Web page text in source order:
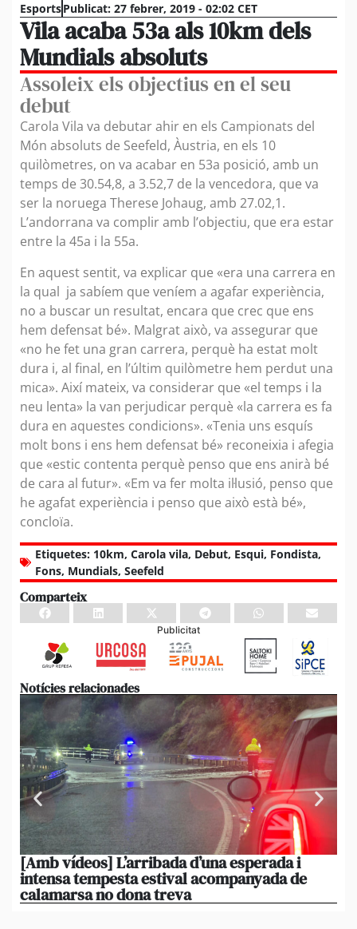
EsportsPublicat: 27 febrer, 2019 - 02:02 CET
Vila acaba 53a als 10km dels
Mundials absoluts
Assoleix els objectius en el seu
debut
Carola Vila va debutar ahir en els Campionats del
Món absoluts de Seefeld, Àustria, en els 10
quilòmetres, on va acabar en 53a posició, amb un
temps de 30.54,8, a 3.52,7 de la vencedora, que va
ser la noruega Therese Johaug, amb 27.02,1.
L’andorrana va complir amb l’objectiu, que era estar
entre la 45a i la 55a.
En aquest sentit, va explicar que «era una carrera en
la qual ja sabíem que veníem a agafar experiència,
no a buscar un resultat, encara que crec que ens
hem defensat bé». Malgrat això, va assegurar que
«no he fet una gran carrera, perquè ha estat molt
dura i, al final, en l’últim quilòmetre hem perdut una
mica». Així mateix, va considerar que «el temps i la
neu lenta» la van perjudicar perquè «la carrera es fa
dura en aquestes condicions». «Tenia uns esquís
molt bons i ens hem defensat bé» reconeixia i afegia
que «estic contenta perquè penso que ens anirà bé
de cara al futur». «Em va fer molta il·lusió, penso que
he agafat experiència i penso que això està bé»,
concloïa.
Etiquetes: 10km, Carola vila, Debut, Esqui, Fondista,
Fons, Mundials, Seefeld
Comparteix
Publicitat
Notícies relacionades
[Amb vídeos] L’arribada d’una esperada i
intensa tempesta estival acompanyada de
calamarsa no dona treva